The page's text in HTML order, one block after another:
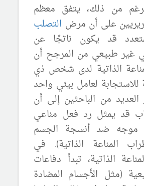
من ذلك، يتفق معظم
على أن مرض التصلب
قد يكون ناتجًا عن
غير طبيعي من المرجح أن
الذاتية لدى شخص ذي
للاستجابة لعامل بيئي واحد
العديد من الباحثين إلى أن
قد يمثل رد فعل مناعي
موجه ضد أنسجة الجسم
المناعة الذاتية). في
الذاتية، تبدأ دفاعات
(مثل الأجسام المضادة